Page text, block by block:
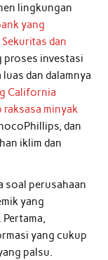
lingkungan
yang
dan
proses investasi
dan dalamnya
California
raksasa minyak
dan
iklim dan
soal perusahaan
yang
yang cukup
palsu.